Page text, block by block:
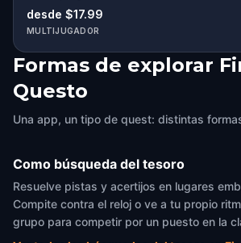
desde $17.99
MULTIJUGADOR
Formas de explorar
Questo
Una app, un tipo de quest: distintas
Como búsqueda del tesoro
Resuelve pistas y acertijos en lugares
Compite contra el reloj o ve a tu propio
grupo para competir por un puesto en la